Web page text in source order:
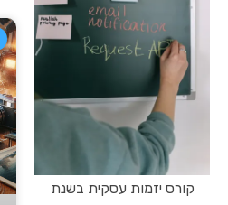
קורס יזמות עסקית בשנת